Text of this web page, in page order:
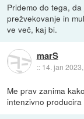
Pridemo do tega,
prežvekovanje in
ve več, kaj bi.
marS
:: 14. jan
Me prav zanima
intenzivno